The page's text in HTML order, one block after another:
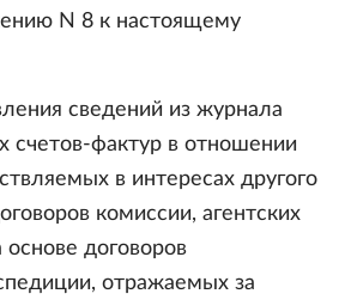
N 8 к настоящему
сведений из журнала
счетов-фактур в отношении
в интересах другого
комиссии, агентских
договоров
отражаемых за